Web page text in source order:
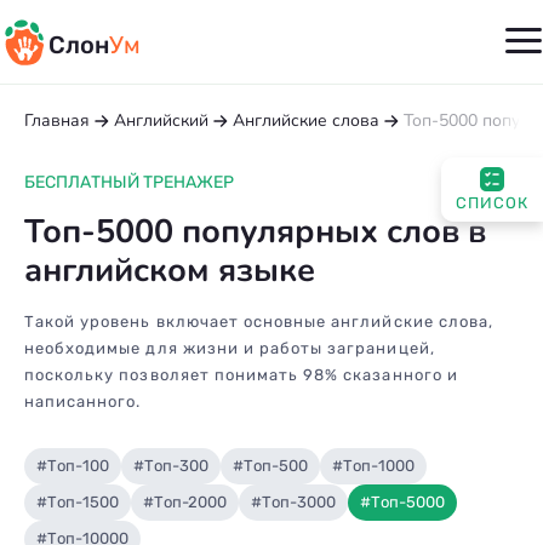
СлонУм
Главная Английский Английские слова Топ-5000
БЕСПЛАТНЫЙ ТРЕНАЖЕР
Топ-5000 популярных слов в
английском языке
Такой уровень включает основные английские слова,
необходимые для жизни и работы заграницей,
поскольку позволяет понимать 98% сказанного и
написанного.
#Топ-100 #Топ-300 #Топ-500
#Топ-1000
#Топ-1500
#Топ-2000 #Топ-3000
#Топ-5000
#Топ-10000
СПИСОК